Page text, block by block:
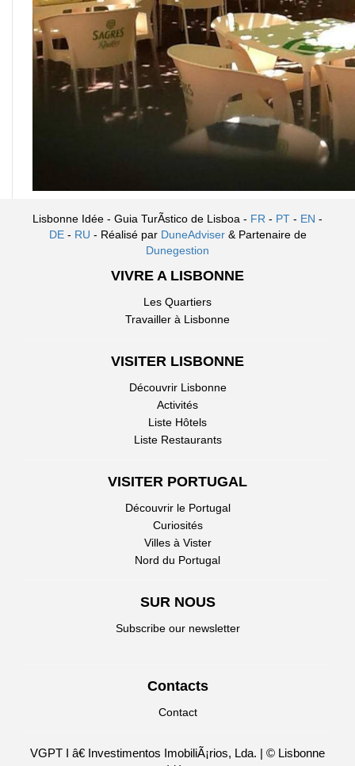
Lisbonne Idée - Guia TurÃ­stico de Lisboa - FR - PT - EN -
DE- RU - Réalisé par DuneAdviser & Partenaire de
Dunegestion
VIVRE A LISBONNE
Les Quartiers
Travailler à Lisbonne
VISITER LISBONNE
Découvrir Lisbonne
Activités
Liste Hôtels
Liste Restaurants
VISITER PORTUGAL
Découvrir le Portugal
Curiosités
Villes à Vister
Nord du Portugal
SUR NOUS
Subscribe our newsletter
Contacts
Contact
VGPT I â€ Investimentos ImobiliÃ¡rios, Lda. | © Lisbonne